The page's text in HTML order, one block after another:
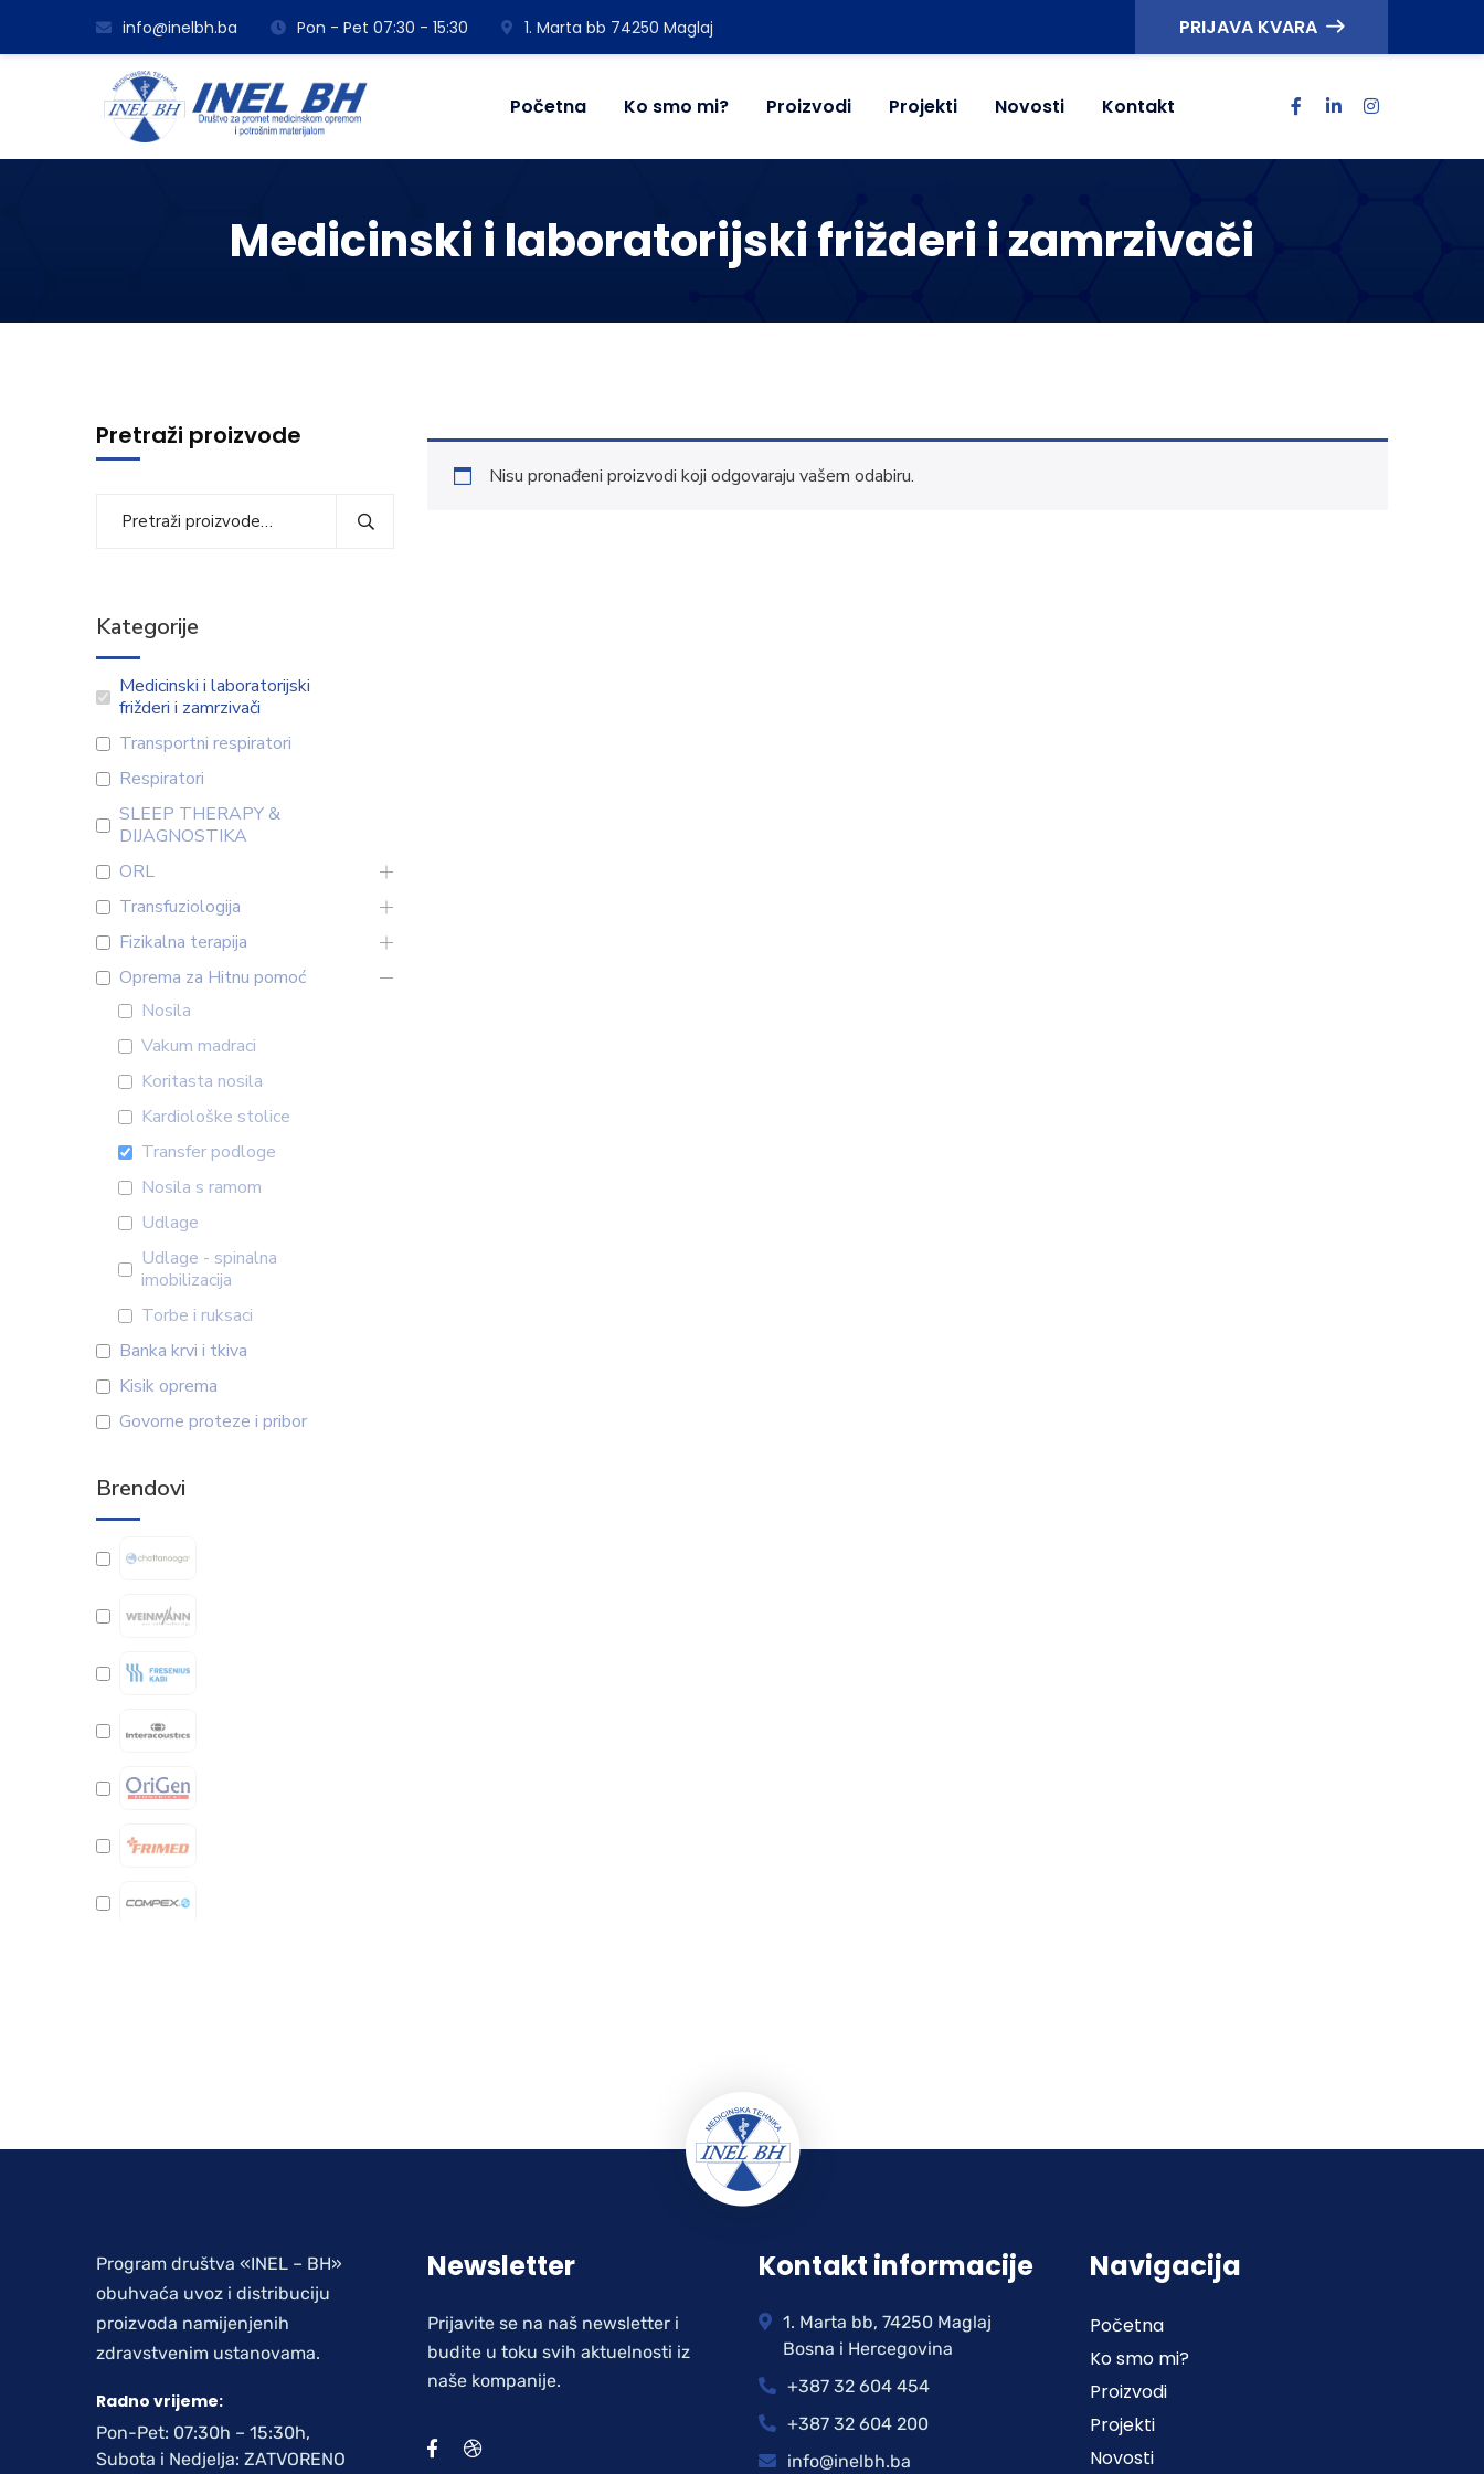
info@inelbh.ba Pon - Pet 07:30 - 15:30 1. Marta bb 74250 Maglaj PRIJAVA KVARA
Početna Ko smo mi? Proizvodi Projekti Novosti Kontakt
Medicinski i laboratorijski frižderi i zamrzivači
Nisu pronađeni proizvodi koji odgovaraju vašem odabiru.
Pretraži proizvode
Kategorije
Medicinski i laboratorijski
frižderi i zamrzivači
Transportni respiratori
Respiratori
SLEEP THERAPY &
DIJAGNOSTIKA
ORL
Transfuziologija
Fizikalna terapija
Oprema za Hitnu pomoć
Nosila
Vakum madraci
Koritasta nosila
Kardiološke stolice
Transfer podloge
Nosila s ramom
Udlage
Udlage - spinalna
imobilizacija
Torbe i ruksaci
Banka krvi i tkiva
Kisik oprema
Govorne proteze i pribor
Brendovi
Program društva «INEL – BH»
obuhvaća uvoz i distribuciju
proizvoda namijenjenih
zdravstvenim ustanovama.
Radno vrijeme:
Pon-Pet: 07:30h – 15:30h,
Subota i Nedjelja: ZATVORENO
Newsletter
Prijavite se na naš newsletter i
budite u toku svih aktuelnosti iz
naše kompanije.
Kontakt informacije
1. Marta bb, 74250 Maglaj
Bosna i Hercegovina
+387 32 604 454
+387 32 604 200
info@inelbh.ba
Navigacija
Početna
Ko smo mi?
Proizvodi
Projekti
Novosti